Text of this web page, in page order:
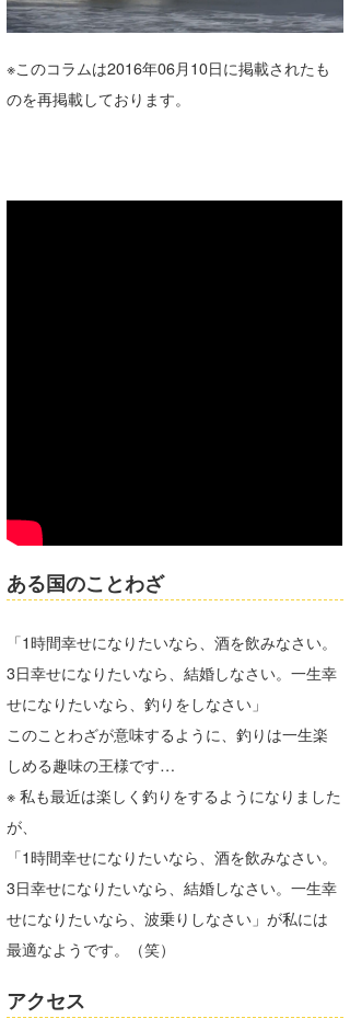
※このコラムは2016年06月10日に掲載されたも
のを再掲載しております。
ある国のことわざ
「1時間幸せになりたいなら、酒を飲みなさい。
3日幸せになりたいなら、結婚しなさい。一生幸
せになりたいなら、釣りをしなさい」
このことわざが意味するように、釣りは一生楽
しめる趣味の王様です…
※ 私も最近は楽しく釣りをするようになりました
が、
「1時間幸せになりたいなら、酒を飲みなさい。
3日幸せになりたいなら、結婚しなさい。一生幸
せになりたいなら、波乗りしなさい」が私には
最適なようです。（笑）
アクセス
arukasvision
DELTA FORCE SURF
嵯峨明日香
進士剛光
+☆maki☆+
Aichan
S.K
VAGY
waka☆=
YUKI☆
たっちー
ハンマー
まっきー